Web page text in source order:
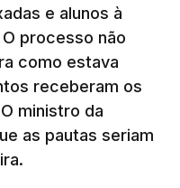
e alunos à
processo não
como estava
receberam os
ministro da
as pautas seriam